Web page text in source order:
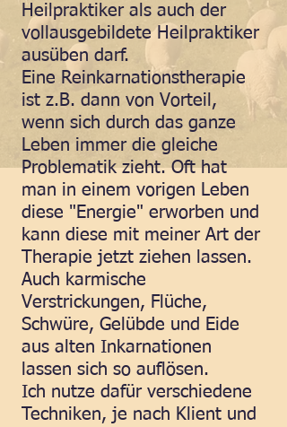
Heilpraktiker als auch der
vollausgebildete Heilpraktiker
ausüben darf.
Eine Reinkarnationstherapie
ist z.B. dann von Vorteil,
wenn sich durch das ganze
Leben immer die gleiche
Problematik zieht. Oft hat
man in einem vorigen Leben
diese "Energie" erworben und
kann diese mit meiner Art der
Therapie jetzt ziehen lassen.
Auch karmische
Verstrickungen, Flüche,
Schwüre, Gelübde und Eide
aus alten Inkarnationen
lassen sich so auflösen.
Ich nutze dafür verschiedene
Techniken, je nach Klient und